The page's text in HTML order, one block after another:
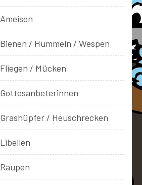
Ameisen
Bienen / Hummeln / Wespen
Fliegen / Mücken
Gottesanbeterinnen
Grashüpfer / Heuschrecken
Libellen
Raupen